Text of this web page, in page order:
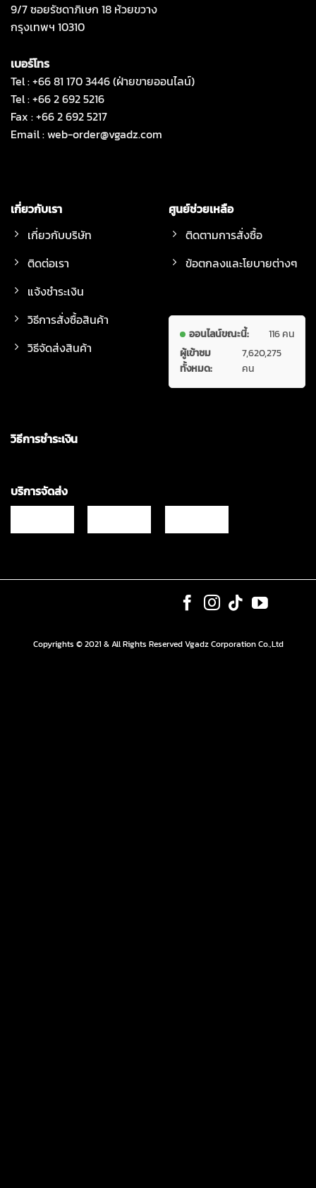
9/7 ซอยรัชดาภิเษก 18 ห้วยขวาง
กรุงเทพฯ 10310
เบอร์โทร
Tel : +66 81 170 3446 (ฝ่ายขายออนไลน์)
Tel : +66 2 692 5216
Fax : +66 2 692 5217
Email :web-order@vgadz.com
เกี่ยวกับเรา
เกี่ยวกับบริษัท
ติดต่อเรา
แจ้งชำระเงิน
วิธีการสั่งซื้อสินค้า
วิธีจัดส่งสินค้า
ศูนย์ช่วยเหลือ
ติดตามการสั่งซื้อ
ข้อตกลงและโยบายต่างๆ
ออนไลน์ขณะนี้:
116 คน
ผู้เข้าชม
ทั้งหมด:
7,620,275
คน
วิธีการชำระเงิน
บริการจัดส่ง
Copyrights © 2021 & All Rights Reserved Vgadz Corporation Co.,Ltd